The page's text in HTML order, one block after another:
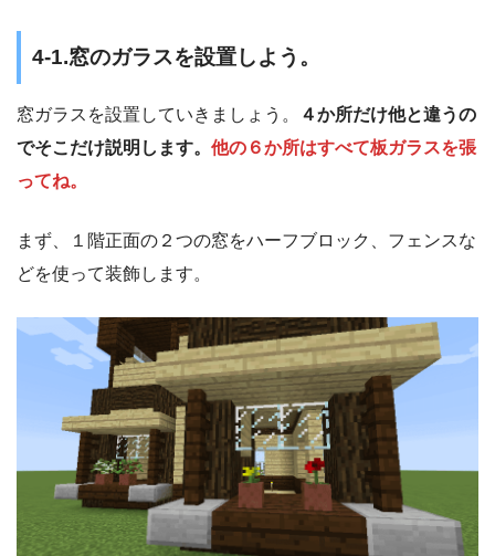
4-1.窓のガラスを設置しよう。
窓ガラスを設置していきましょう。
４か所だけ他と違うの
でそこだけ説明します。 他の６か所はすべて板ガラスを張
ってね。
まず、１階正面の２つの窓をハーフブロック、フェンスな
どを使って装飾します。